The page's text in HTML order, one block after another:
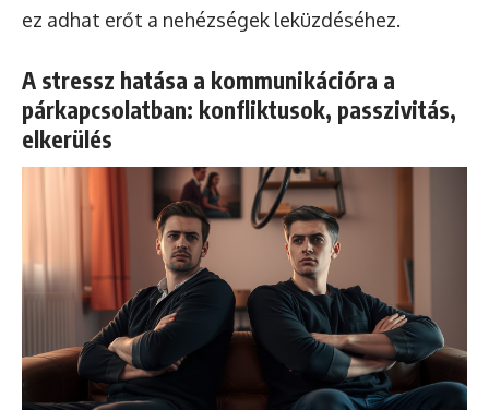
ez adhat erőt a nehézségek leküzdéséhez.
A stressz hatása a kommunikációra a
párkapcsolatban: konfliktusok, passzivitás,
elkerülés